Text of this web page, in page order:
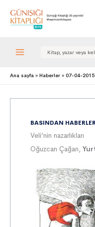
Search
Ana sayfa Haberler 07-04-2015
BASINDAN
Veli’nin nazarlıkları
Oğuzcan Çağan,